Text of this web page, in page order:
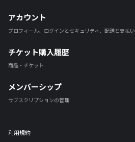
アカウント
プロフィール、ログインとセキュリティ、配送と支払い
チケット購入履歴
商品・チケット
メンバーシップ
サブスクリプションの管理
利用規約